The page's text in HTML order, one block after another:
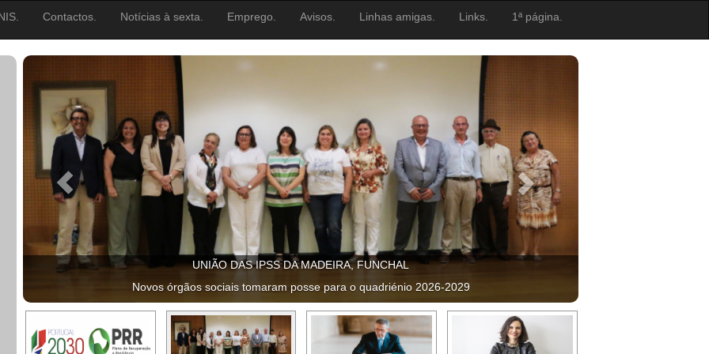
Contactos. Notícias à sexta. Emprego. Avisos. Linhas amigas. Links. 1ª página.
UNIÃO DAS IPSS DA MADEIRA, FUNCHAL
Novos órgãos sociais tomaram posse para o quadriénio 2026-2029